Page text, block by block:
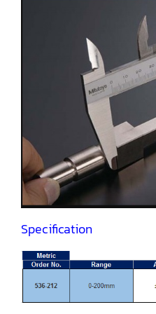
Specification